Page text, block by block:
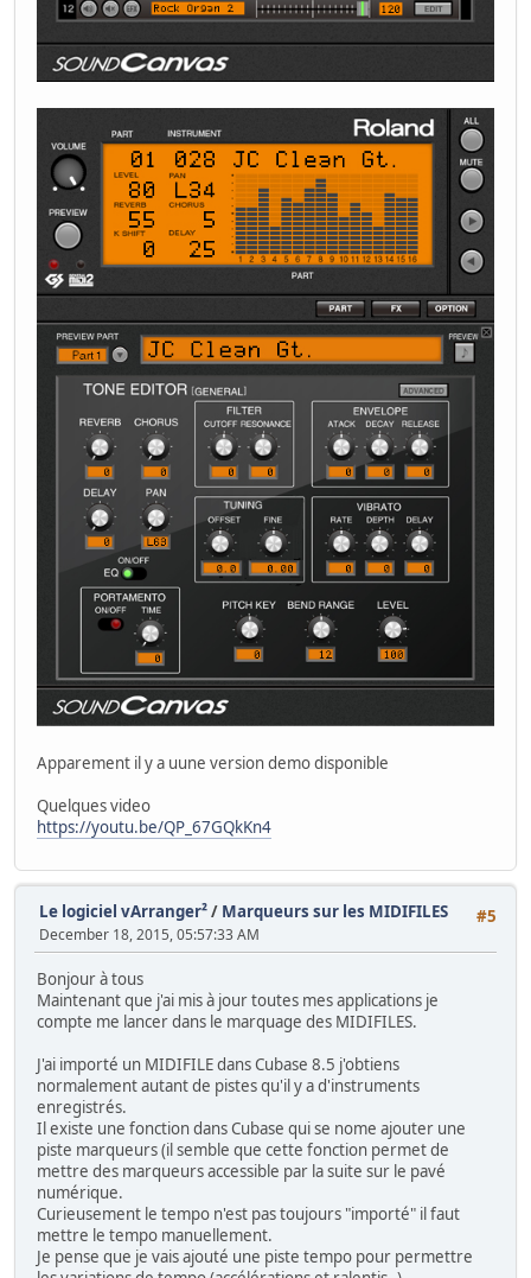
Apparement il y a uune version demo disponible
Quelques video
https://youtu.be/QP_67GQkKn4
#5
Le logiciel vArranger²/ Marqueurs sur les MIDIFILES
December 18, 2015, 05:57:33 AM
Bonjour à tous
Maintenant que j'ai mis à jour toutes mes applications je
compte me lancer dans le marquage des MIDIFILES.
J'ai importé un MIDIFILE dans Cubase 8.5 j'obtiens
normalement autant de pistes qu'il y a d'instruments
enregistrés.
Il existe une fonction dans Cubase qui se nome ajouter une
piste marqueurs (il semble que cette fonction permet de
mettre des marqueurs accessible par la suite sur le pavé
numérique.
Curieusement le tempo n'est pas toujours "importé" il faut
mettre le tempo manuellement.
Je pense que je vais ajouté une piste tempo pour permettre